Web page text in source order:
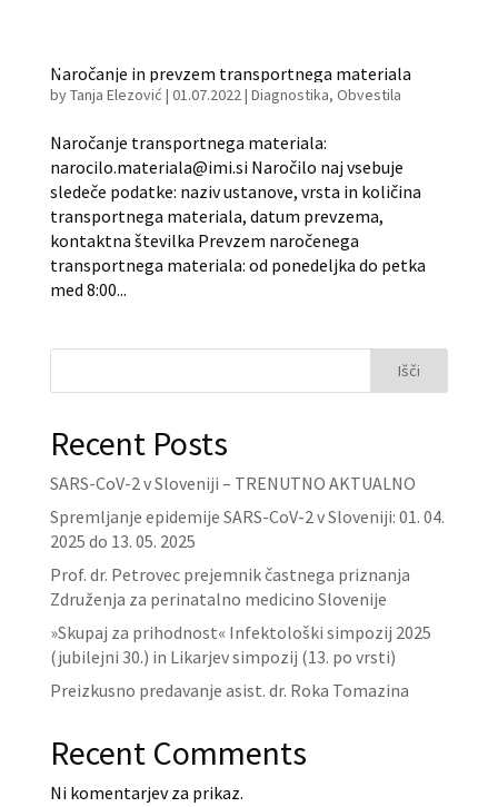
Naročanje in prevzem transportnega materiala
byTanja Elezović | 01.07.2022| Diagnostika, Obvestila
Naročanje transportnega materiala:
narocilo.materiala@imi.si Naročilo naj vsebuje
sledeče podatke: naziv ustanove, vrsta in količina
transportnega materiala, datum prevzema,
kontaktna številka Prevzem naročenega
transportnega materiala: od ponedeljka do petka
med 8:00...
Išči
Recent Posts
SARS-CoV-2 v Sloveniji – TRENUTNO AKTUALNO
Spremljanje epidemije SARS-CoV-2 v Sloveniji: 01. 04.
2025 do 13. 05. 2025
Prof. dr. Petrovec prejemnik častnega priznanja
Združenja za perinatalno medicino Slovenije
»Skupaj za prihodnost« Infektološki simpozij 2025
(jubilejni 30.) in Likarjev simpozij (13. po vrsti)
Preizkusno predavanje asist. dr. Roka Tomazina
Recent Comments
Ni komentarjev za prikaz.